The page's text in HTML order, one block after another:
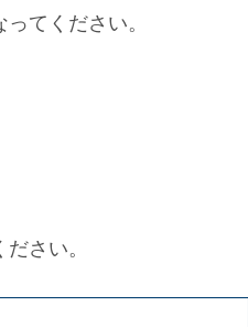
てください。
さい。